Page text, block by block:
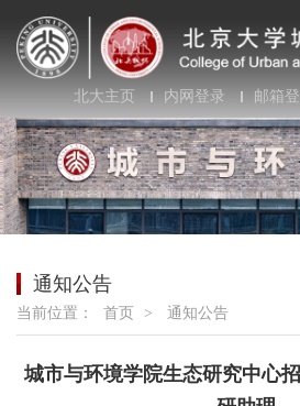
北大主页 内网登录 邮箱
通知公告
当前位置： 首页 > 通知公告
城市与环境学院生态研究中心